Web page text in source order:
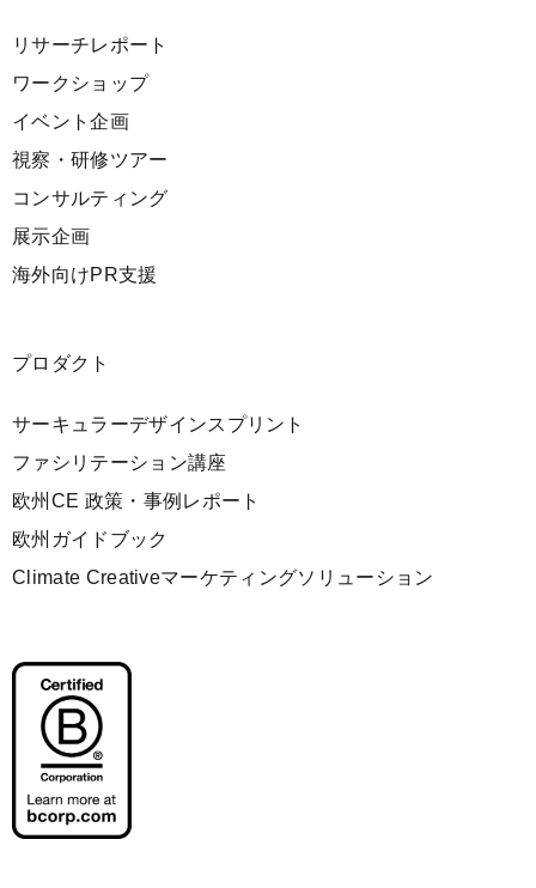
リサーチレポート
ワークショップ
イベント企画
視察・研修ツアー
コンサルティング
展示企画
海外向けPR支援
プロダクト
サーキュラーデザインスプリント
ファシリテーション講座
欧州CE 政策・事例レポート
欧州ガイドブック
Climate Creativeマーケティングソリューション